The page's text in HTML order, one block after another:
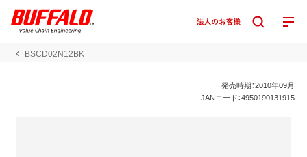
BSCD02N12BK
発売時期：2010年09月
JANコード：4950190131915